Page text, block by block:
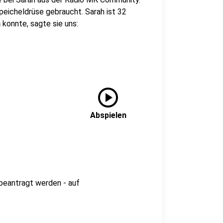
gebraucht. Sarah ist 32
sagte sie uns:
play_circle
Abspielen
werden - auf